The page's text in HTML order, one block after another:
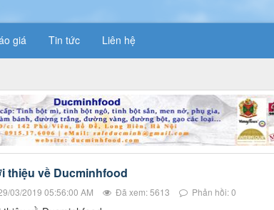
giá Tin tức Liên hệ
thiệu về Ducminhfood
03/2019 05:56:00 AM Đã xem: 5613 Phản hồi: 0